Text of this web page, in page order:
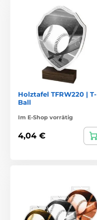
Holztafel TFRW220 | T-
Ball
Im E-Shop vorrätig
4,04 €